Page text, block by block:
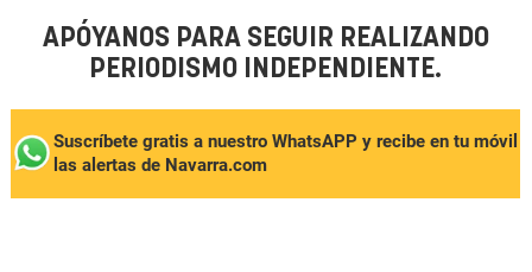
APÓYANOS PARA SEGUIR REALIZANDO
PERIODISMO INDEPENDIENTE.
Suscríbete gratis a nuestro WhatsAPP y recibe en tu móvil
las alertas de Navarra.com